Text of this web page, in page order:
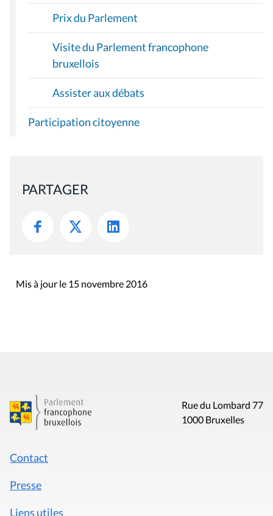
Prix du Parlement
Visite du Parlement francophone
bruxellois
Assister aux débats
Participation citoyenne
PARTAGER
Mis à jour le 15 novembre 2016
Rue du Lombard 77
1000 Bruxelles
Contact
Presse
Liens utiles